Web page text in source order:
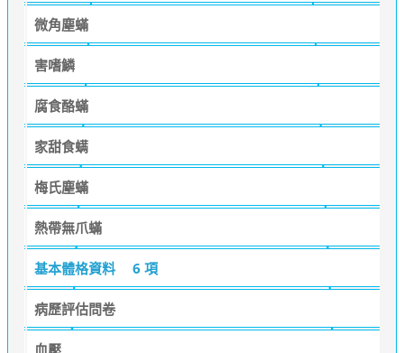
微角塵蟎
害嗜鱗
腐食酪蟎
家甜食螨
梅氏塵蟎
熱帶無爪蟎
基本體格資料 6 項
病歷評估問卷
血壓